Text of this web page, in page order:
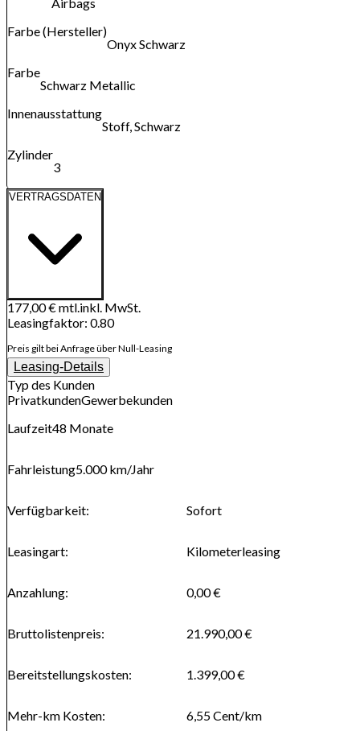
Farbe (Hersteller)
Onyx Schwarz
Farbe
Schwarz Metallic
Innenausstattung
Stoff, Schwarz
Zylinder
3
VERTRAGSDATEN
177,00 €mtl.inkl. MwSt.
Leasingfaktor: 0.80
Preis gilt bei Anfrage über Null-Leasing
Leasing-Details
Typ des Kunden
PrivatkundenGewerbekunden
Laufzeit48 Monate
Fahrleistung5.000 km/Jahr
Verfügbarkeit: Sofort
Leasingart: Kilometerleasing
Anzahlung: 0,00 €
Bruttolistenpreis: 21.990,00 €
Bereitstellungskosten: 1.399,00 €
Mehr-km Kosten: 6,55Cent/km